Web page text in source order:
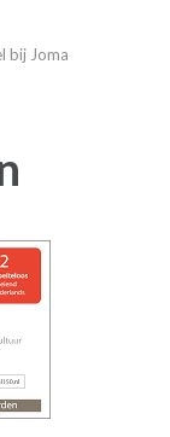
bij Joma